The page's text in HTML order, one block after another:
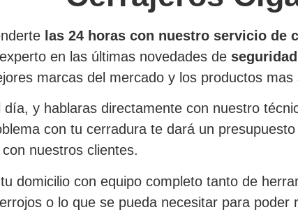
las 24 horas con nuestro servicio de
en las últimas novedades de
marcas del mercado y los productos mas
y hablaras directamente con nuestro
con tu cerradura te dará un
nuestros clientes.
domicilio con equipo completo tanto de
o lo que se pueda necesitar para